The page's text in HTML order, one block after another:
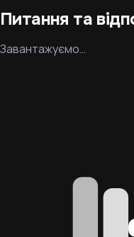
Питання та
Завантажуємо…